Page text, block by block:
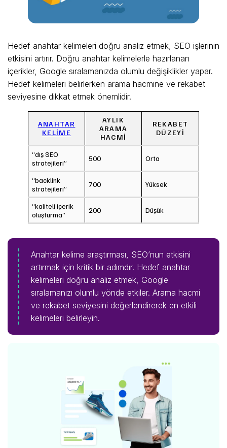
Hedef anahtar kelimeleri doğru analiz etmek, SEO işlerinin
etkisini artırır. Doğru anahtar kelimelerle hazırlanan
içerikler, Google sıralamanızda olumlu değişiklikler yapar.
Hedef kelimeleri belirlerken arama hacmine ve rekabet
seviyesine dikkat etmek önemlidir.
ANAHTAR
KELIME
AYLIK
ARAMA
HACMI
REKABET
DÜZEYI
“dış SEO
stratejileri”
500 Orta
“backlink
stratejileri”
700 Yüksek
“kaliteli içerik
oluşturma”
200 Düşük
Anahtar kelime araştırması, SEO’nun etkisini
artırmak için kritik bir adımdır. Hedef anahtar
kelimeleri doğru analiz etmek, Google
sıralamanızı olumlu yönde etkiler. Arama hacmi
ve rekabet seviyesini değerlendirerek en etkili
kelimeleri belirleyin.